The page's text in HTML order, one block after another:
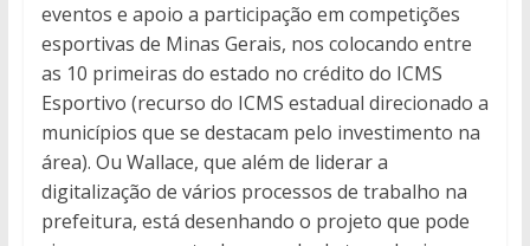
eventos e apoio a participação em competições
esportivas de Minas Gerais, nos colocando entre
as 10 primeiras do estado no crédito do ICMS
Esportivo (recurso do ICMS estadual direcionado a
municípios que se destacam pelo investimento na
área). Ou Wallace, que além de liderar a
digitalização de vários processos de trabalho na
prefeitura, está desenhando o projeto que pode